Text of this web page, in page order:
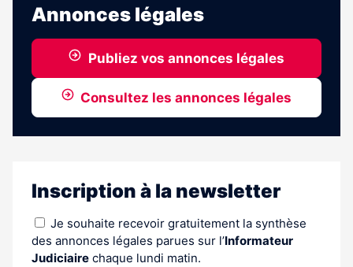
Annonces légales
Publiez vos annonces légales
Consultez les annonces légales
Inscription à la newsletter
Je souhaite recevoir gratuitement la synthèse
des annonces légales parues sur l’Informateur
Judiciaire chaque lundi matin.